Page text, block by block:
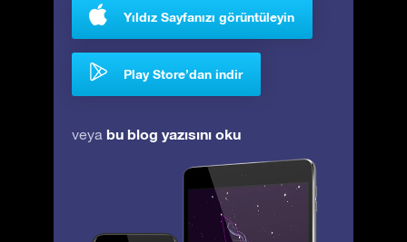
Yıldız Sayfanızı görüntüleyin
Play Store’dan indir
veya bu blog yazısını oku